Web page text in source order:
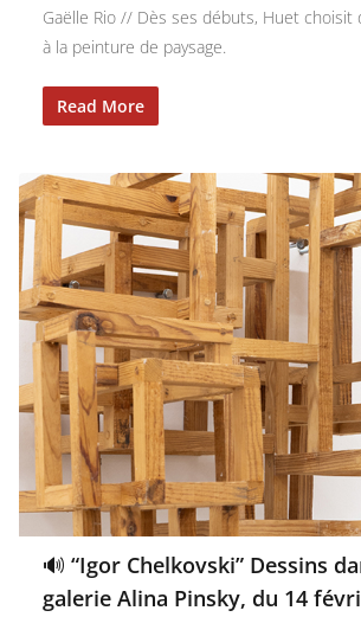
Gaëlle Rio // Dès ses débuts, Huet choisit
à la peinture de paysage.
Read More
🔊 “Igor Chelkovski” Dessins
galerie Alina Pinsky, du 14